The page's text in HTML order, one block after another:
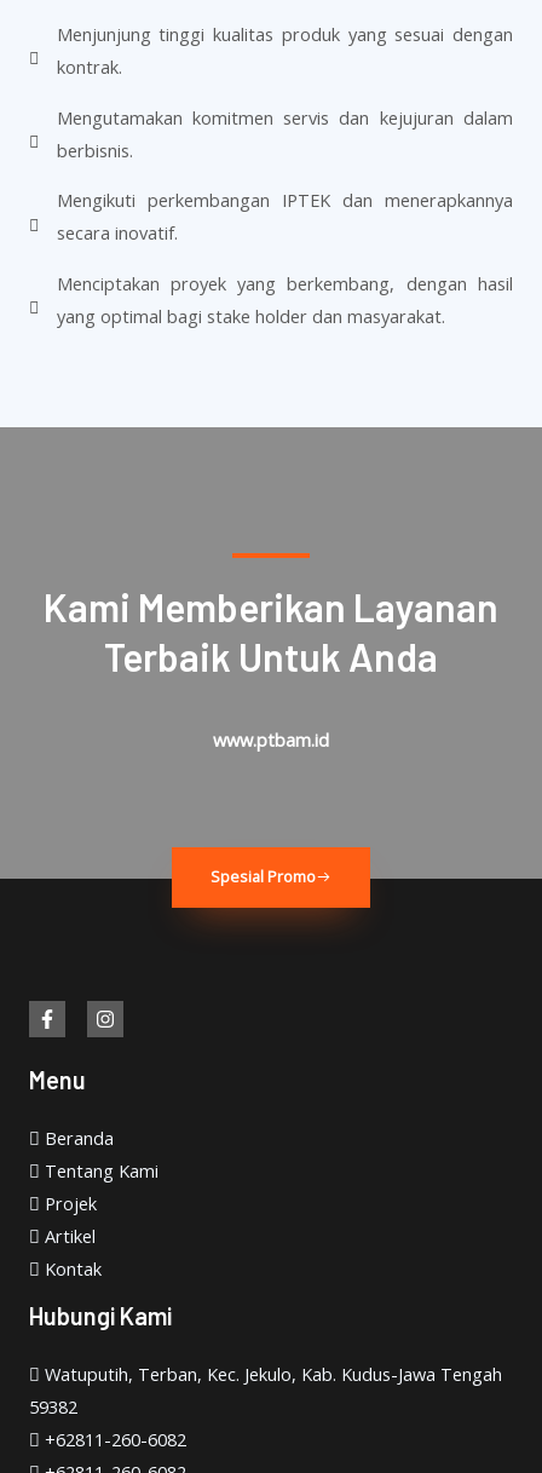
Menjunjung tinggi kualitas produk yang sesuai dengan
kontrak.
Mengutamakan komitmen servis dan kejujuran dalam
berbisnis.
Mengikuti perkembangan IPTEK dan menerapkannya
secara inovatif.
Menciptakan proyek yang berkembang, dengan hasil
yang optimal bagi stake holder dan masyarakat.
Kami Memberikan Layanan
Terbaik Untuk Anda
www.ptbam.id
Spesial Promo
Menu
Beranda
Tentang Kami
Projek
Artikel
Kontak
Hubungi Kami
Watuputih, Terban, Kec. Jekulo, Kab. Kudus-Jawa Tengah
59382
+62811-260-6082